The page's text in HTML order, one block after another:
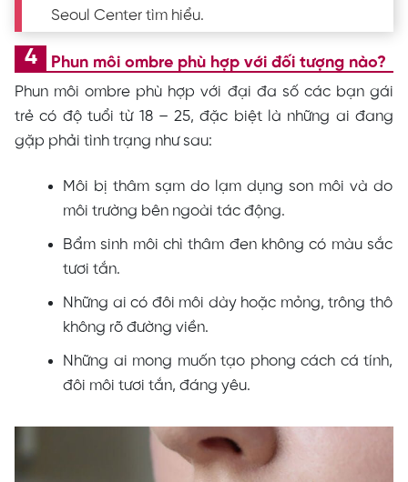
Seoul Center tìm hiểu.
Phun môi ombre phù hợp với đối tượng nào?
Phun môi ombre phù hợp với đại đa số các bạn gái
trẻ có độ tuổi từ 18 – 25, đặc biệt là những ai đang
gặp phải tình trạng như sau:
Môi bị thâm sạm do lạm dụng son môi và do
môi trường bên ngoài tác động.
Bẩm sinh môi chì thâm đen không có màu sắc
tươi tắn.
Những ai có đôi môi dày hoặc mỏng, trông thô
không rõ đường viền.
Những ai mong muốn tạo phong cách cá tính,
đôi môi tươi tắn, đáng yêu.